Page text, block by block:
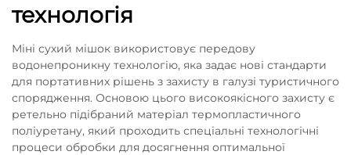
технологія
Міні сухий мішок використовує передову
водонепроникну технологію, яка задає нові стандарти
для портативних рішень з захисту в галузі туристичного
спорядження. Основою цього високоякісного захисту є
ретельно підібраний матеріал термопластичного
поліуретану, який проходить спеціальні технологічні
процеси обробки для досягнення оптимальної